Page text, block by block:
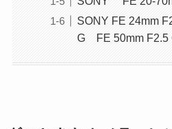
SONY FE 24mm
G FE 50mm F2.5